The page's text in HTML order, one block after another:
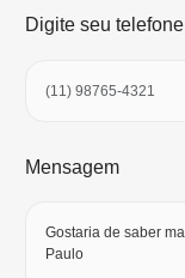
Digite seu telefone
Mensagem